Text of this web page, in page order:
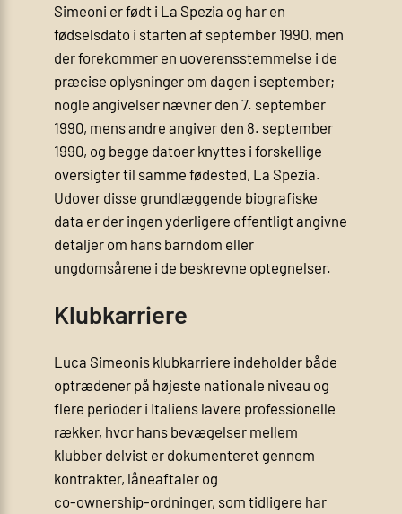
Simeoni er født i La Spezia og har en
fødselsdato i starten af september 1990, men
der forekommer en uoverensstemmelse i de
præcise oplysninger om dagen i september;
nogle angivelser nævner den 7. september
1990, mens andre angiver den 8. september
1990, og begge datoer knyttes i forskellige
oversigter til samme fødested, La Spezia.
Udover disse grundlæggende biografiske
data er der ingen yderligere offentligt angivne
detaljer om hans barndom eller
ungdomsårene i de beskrevne optegnelser.
Klubkarriere
Luca Simeonis klubkarriere indeholder både
optrædener på højeste nationale niveau og
flere perioder i Italiens lavere professionelle
rækker, hvor hans bevægelser mellem
klubber delvist er dokumenteret gennem
kontrakter, låneaftaler og
co‑ownership‑ordninger, som tidligere har